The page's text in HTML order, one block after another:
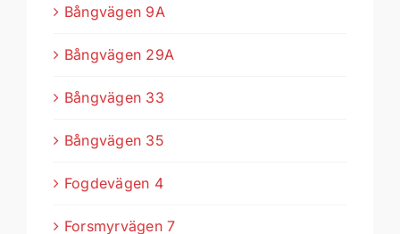
Bångvägen 9A
Bångvägen 29A
Bångvägen 33
Bångvägen 35
Fogdevägen 4
Forsmyrvägen 7